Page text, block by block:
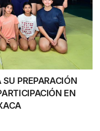
PREPARACIÓN
EN